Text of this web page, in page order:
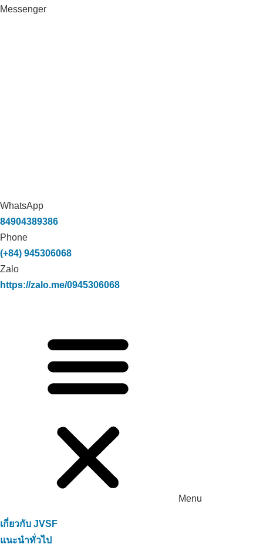
Messenger
WhatsApp
84904389386
Phone
(+84) 945306068
Zalo
https://zalo.me/0945306068
Menu
เกี่ยวกับ JVSF
แนะนำทั่วไป